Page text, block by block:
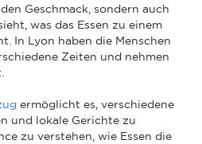
Geschmack, sondern auch
was das Essen zu einem
In Lyon haben die Menschen
Zeiten und nehmen
ermöglicht es, verschiedene
und lokale Gerichte zu
zu verstehen, wie Essen die